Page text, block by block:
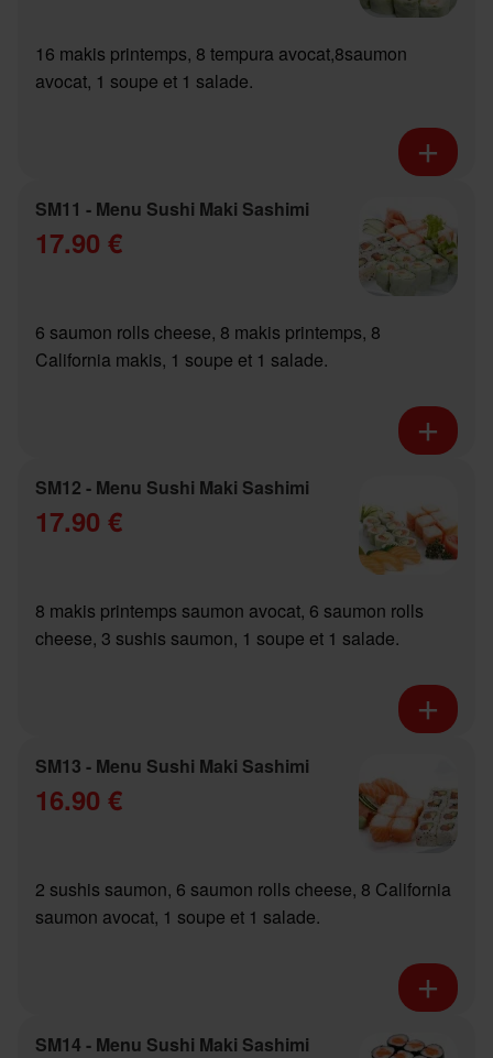
16 makis printemps, 8 tempura avocat,8saumon
avocat, 1 soupe et 1 salade.
SM11 - Menu Sushi Maki Sashimi
17.90 €
6 saumon rolls cheese, 8 makis printemps, 8
California makis, 1 soupe et 1 salade.
SM12 - Menu Sushi Maki Sashimi
17.90 €
8 makis printemps saumon avocat, 6 saumon rolls
cheese, 3 sushis saumon, 1 soupe et 1 salade.
SM13 - Menu Sushi Maki Sashimi
16.90 €
2 sushis saumon, 6 saumon rolls cheese, 8 California
saumon avocat, 1 soupe et 1 salade.
SM14 - Menu Sushi Maki Sashimi